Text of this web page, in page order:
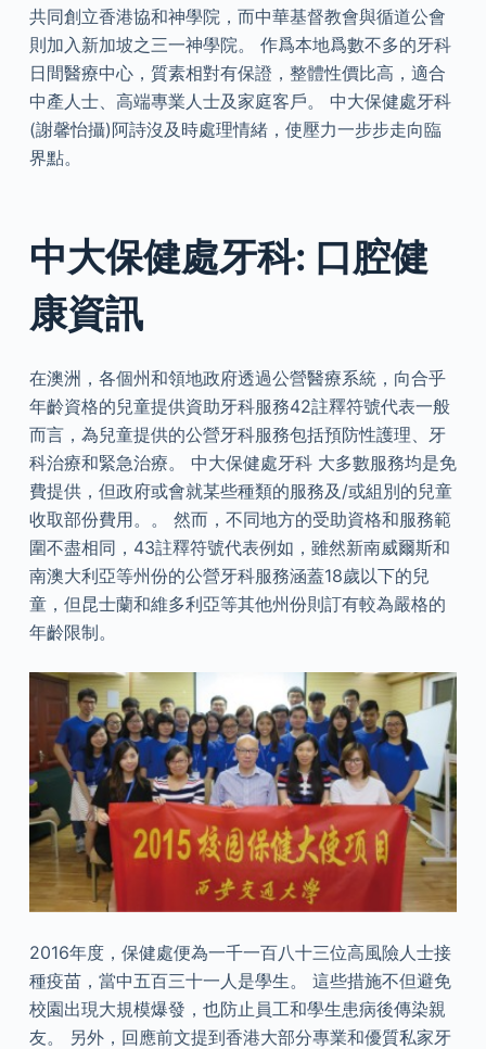
共同創立香港協和神學院，而中華基督教會與循道公會
則加入新加坡之三一神學院。 作爲本地爲數不多的牙科
日間醫療中心，質素相對有保證，整體性價比高，適合
中產人士、高端專業人士及家庭客戶。 中大保健處牙科
(謝馨怡攝)阿詩沒及時處理情緒，使壓力一步步走向臨
界點。
中大保健處牙科: 口腔健
康資訊
在澳洲，各個州和領地政府透過公營醫療系統，向合乎
年齡資格的兒童提供資助牙科服務42註釋符號代表一般
而言，為兒童提供的公營牙科服務包括預防性護理、牙
科治療和緊急治療。 中大保健處牙科 大多數服務均是免
費提供，但政府或會就某些種類的服務及/或組別的兒童
收取部份費用。。 然而，不同地方的受助資格和服務範
圍不盡相同，43註釋符號代表例如，雖然新南威爾斯和
南澳大利亞等州份的公營牙科服務涵蓋18歲以下的兒
童，但昆士蘭和維多利亞等其他州份則訂有較為嚴格的
年齡限制。
2016年度，保健處便為一千一百八十三位高風險人士接
種疫苗，當中五百三十一人是學生。 這些措施不但避免
校園出現大規模爆發，也防止員工和學生患病後傳染親
友。 另外，回應前文提到香港大部分專業和優質私家牙